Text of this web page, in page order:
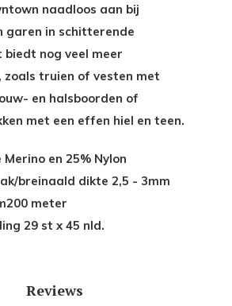
naadloos aan bij
garen in schitterende
biedt nog veel meer
zoals truien of vesten met
en halsboorden of
met een effen hiel en teen.
en 25% Nylon
breinaald dikte 2,5 - 3mm
meter
29 st x 45 nld.
Reviews